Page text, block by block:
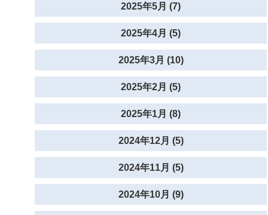
2025年5月 (7)
2025年4月 (5)
2025年3月 (10)
2025年2月 (5)
2025年1月 (8)
2024年12月 (5)
2024年11月 (5)
2024年10月 (9)